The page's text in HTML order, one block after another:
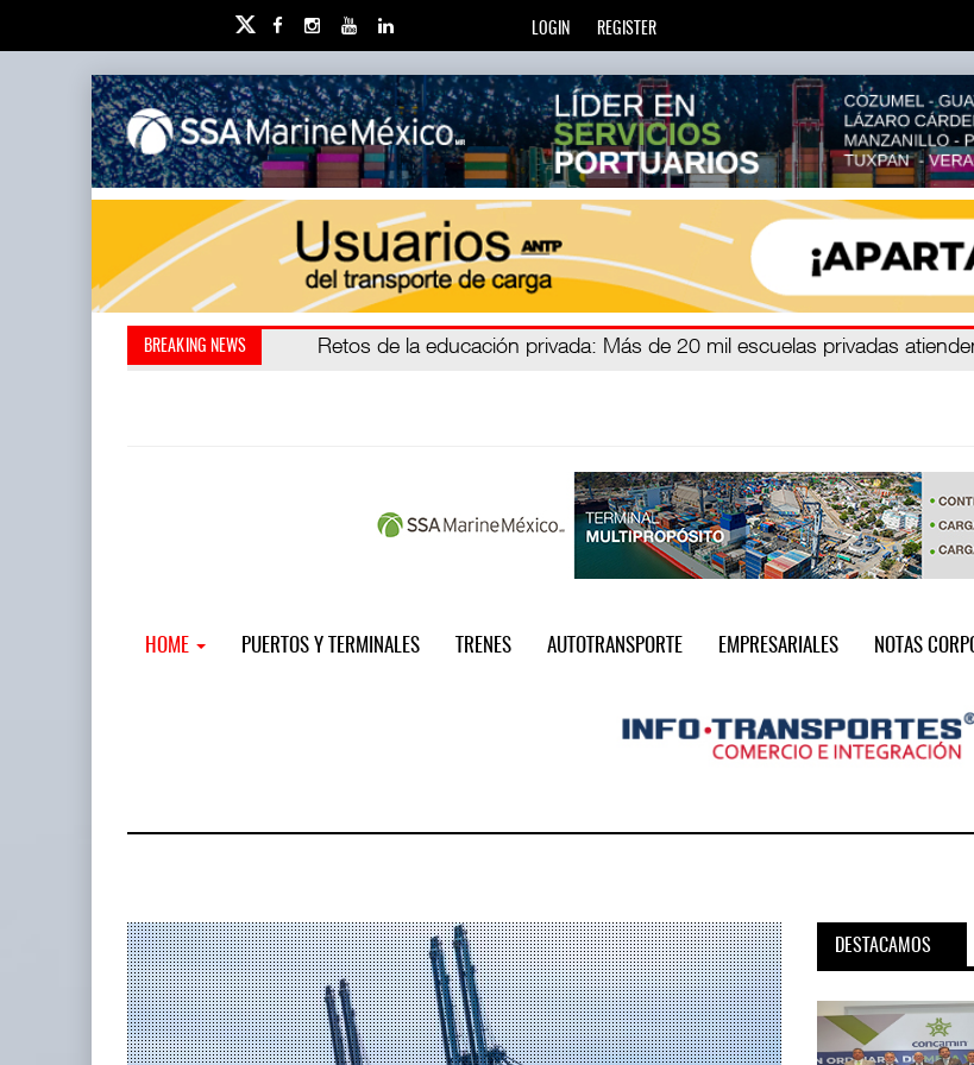
LOGIN REGISTER
BREAKING NEWS Miguel Ángel Bres encabezará
Retos de la educación privada: Más de 20 mil escuelas privadas
HOME PUERTOS Y TERMINALES TRENES AUTOTRANSPORTE EMPRESARIALES NOTAS
DESTACAMOS
MSC incorpora servicio PAMEX en
...
12 JUL 2026
MSC incorpora
...
12 JUL 2026